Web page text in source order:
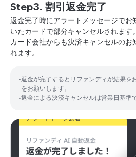
Step3. 割引返金完了
返金完了時にアラートメッセージでお
いたカードで部分キャンセルされます。
カード会社からも決済キャンセルのお
れます。
•返金が完了するとリファンディが結果を
をお願いします。
•返金による決済キャンセルは営業日基準